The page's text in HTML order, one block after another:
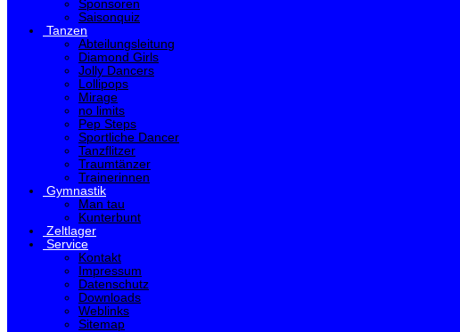
Sponsoren
Saisonquiz
Tanzen
Abteilungsleitung
Diamond Girls
Jolly Dancers
Lollipops
Mirage
no limits
Pep Steps
Sportliche Dancer
Tanzflitzer
Traumtänzer
Trainerinnen
Gymnastik
Man tau
Kunterbunt
Zeltlager
Service
Kontakt
Impressum
Datenschutz
Downloads
Weblinks
Sitemap